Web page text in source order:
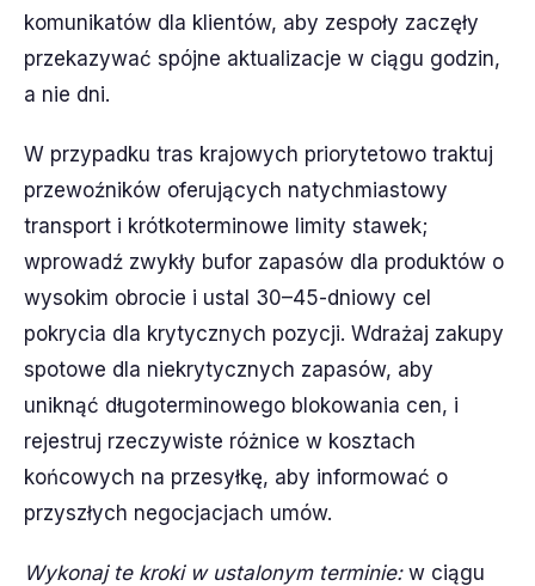
komunikatów dla klientów, aby zespoły zaczęły
przekazywać spójne aktualizacje w ciągu godzin,
a nie dni.
W przypadku tras krajowych priorytetowo traktuj
przewoźników oferujących natychmiastowy
transport i krótkoterminowe limity stawek;
wprowadź zwykły bufor zapasów dla produktów o
wysokim obrocie i ustal 30–45-dniowy cel
pokrycia dla krytycznych pozycji. Wdrażaj zakupy
spotowe dla niekrytycznych zapasów, aby
uniknąć długoterminowego blokowania cen, i
rejestruj rzeczywiste różnice w kosztach
końcowych na przesyłkę, aby informować o
przyszłych negocjacjach umów.
Wykonaj te kroki w ustalonym terminie:w ciągu